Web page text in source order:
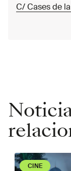
C/ Cases de
Slide 1 of 1
CINE